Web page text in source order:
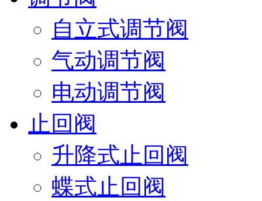
自立式调节阀
气动调节阀
电动调节阀
止回阀
升降式止回阀
蝶式止回阀